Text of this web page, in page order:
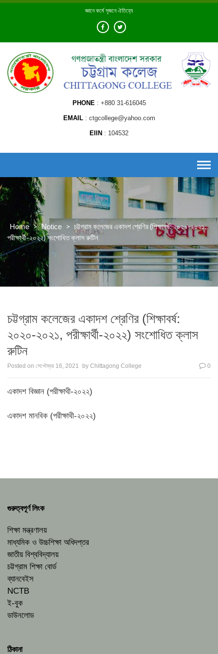
Skip
জ্ঞানে কর্মে সৃজনে ঐতিহ্যে
PHONE +880 31-616045
EMAIL ctgcollege@yahoo.com
EIIN 104532
Home > Notice > চট্টগ্রাম কলেজের একাদশ শ্রেণির (শিক্ষাবর্ষ: ২০২০-২০২১,
পরীক্ষার্থী-২০২২) সংশোধিত ক্লাস রুটিন
চট্টগ্রাম কলেজের একাদশ শ্রেণির (শিক্ষাবর্ষ:
২০২০-২০২১, পরীক্ষার্থী-২০২২) সংশোধিত ক্লাস
রুটিন
Posted on সেপ্টেম্বর 16, 2021 by Chittagong College 0
একাদশ বিজ্ঞান (পরীক্ষাথী-২০২২)
একাদশ মানবিক (পরীক্ষাথী-২০২২)
গুরুত্বপূর্ণ লিংক
শিক্ষা মন্ত্রণালয়
মাধ্যমিক ও উচ্চশিক্ষা অধিদপ্তর
জাতীয় বিশ্ববিদ্যালয়
চট্টগ্রাম শিক্ষা বোর্ড
ব্যানবেইস
NCTB
ই-বুক
ডাউনলোড
ঠিকানা